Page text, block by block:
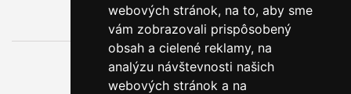
webových stránok, na to, aby sme
vám zobrazovali prispôsobený
obsah a cielené reklamy, na
analýzu návštevnosti našich
webových stránok a na